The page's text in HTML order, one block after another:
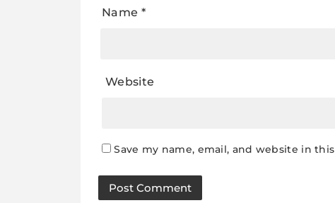
Name *
Website
Save my name, email, and website in